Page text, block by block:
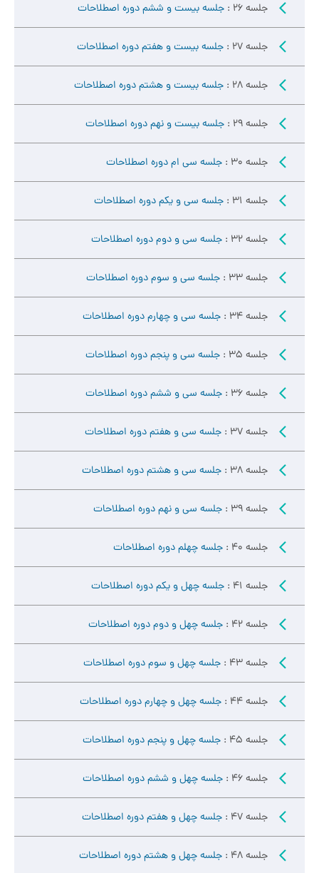
جلسه 26 : جلسه بیست و ششم دوره اصطلاحات
جلسه 27 : جلسه بیست و هفتم دوره اصطلاحات
جلسه 28 : جلسه بیست و هشتم دوره اصطلاحات
جلسه 29 : جلسه بیست و نهم دوره اصطلاحات
جلسه 30 : جلسه سی ام دوره اصطلاحات
جلسه 31 : جلسه سی و یکم دوره اصطلاحات
جلسه 32 : جلسه سی و دوم دوره اصطلاحات
جلسه 33 : جلسه سی و سوم دوره اصطلاحات
جلسه 34 : جلسه سی و چهارم دوره اصطلاحات
جلسه 35 : جلسه سی و پنجم دوره اصطلاحات
جلسه 36 : جلسه سی و ششم دوره اصطلاحات
جلسه 37 : جلسه سی و هفتم دوره اصطلاحات
جلسه 38 : جلسه سی و هشتم دوره اصطلاحات
جلسه 39 : جلسه سی و نهم دوره اصطلاحات
جلسه 40 : جلسه چهلم دوره اصطلاحات
جلسه 41 : جلسه چهل و یکم دوره اصطلاحات
جلسه 42 : جلسه چهل و دوم دوره اصطلاحات
جلسه 43 : جلسه چهل و سوم دوره اصطلاحات
جلسه 44 : جلسه چهل و چهارم دوره اصطلاحات
جلسه 45 : جلسه چهل و پنجم دوره اصطلاحات
جلسه 46 : جلسه چهل و ششم دوره اصطلاحات
جلسه 47 : جلسه چهل و هفتم دوره اصطلاحات
جلسه 48 : جلسه چهل و هشتم دوره اصطلاحات